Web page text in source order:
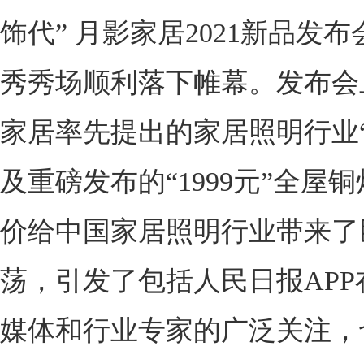
饰代” 月影家居2021新品发布
秀秀场顺利落下帷幕。发布
家居率先提出的家居照明行业
及重磅发布的“1999元”全屋
价给中国家居照明行业带来
荡，引发了包括人民日报
媒体和行业专家的广泛关注